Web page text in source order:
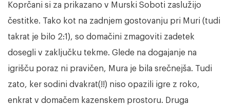
Koprčani si za prikazano v Murski Soboti zaslužijo
čestitke. Tako kot na zadnjem gostovanju pri Muri (tudi
takrat je bilo 2:1), so domačini zmagoviti zadetek
dosegli v zaključku tekme. Glede na dogajanje na
igrišču poraz ni pravičen, Mura je bila srečnejša. Tudi
zato, ker sodini dvakrat(!!) niso opazili igre z roko,
enkrat v domačem kazenskem prostoru. Druga